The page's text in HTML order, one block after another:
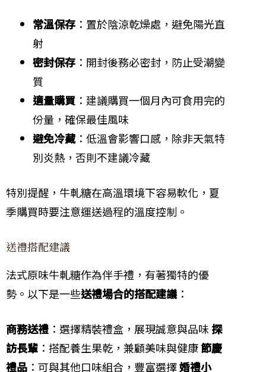
常溫保存 ：置於陰涼乾燥處，避免陽光直
射
密封保存 ：開封後務必密封，防止受潮變
質
適量購買 ：建議購買一個月內可食用完的
份量，確保最佳風味
避免冷藏：低溫會影響口感，除非天氣特
別炎熱，否則不建議冷藏
特別提醒，牛軋糖在高溫環境下容易軟化，夏
季購買時要注意運送過程的溫度控制。
送禮搭配建議
法式原味牛軋糖作為伴手禮，有著獨特的優
勢。以下是一些送禮場合的搭配建議：
商務送禮 ：選擇精裝禮盒，展現誠意與品味 探
訪長輩 ：搭配養生果乾，兼顧美味與健康節慶
禮品 ：可與其他口味組合，豐富選擇婚禮小